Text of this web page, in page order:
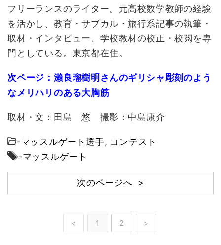
フリーランスのライター。元高校数学教師の経験
を活かし、教育・サブカル・旅行系記事の執筆・
取材・インタビュー、学校教材の校正・校閲を専
門としている。東京都在住。
次ページ：瀨良瑠樹明さんのギリシャ彫刻のよう
なメリハリのある大胸筋
取材・文：田島 悠 撮影：中島康介
-マッスルゲート選手, コンテスト
-マッスルゲート
次のページへ >
< 1 2 >